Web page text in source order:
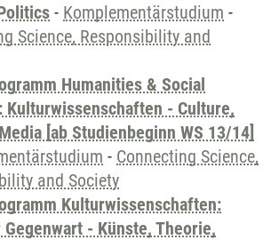
- Komplementärstudium -
Science, Responsibility and
Humanities & Social
Kulturwissenschaften - Culture,
[ab Studienbeginn WS 13/14]
- Connecting Science,
and Society
Kulturwissenschaften:
- Künste, Theorie,